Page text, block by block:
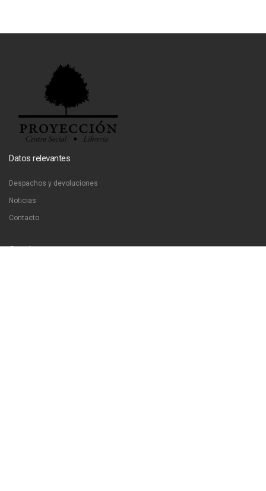
Datos relevantes
Despachos y devoluciones
Noticias
Contacto
Contáctanos